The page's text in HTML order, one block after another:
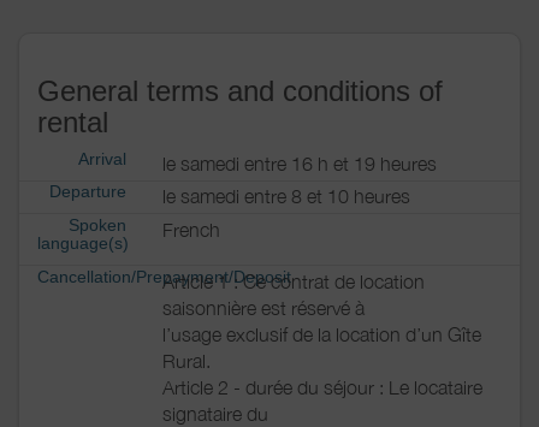
General terms and conditions of
rental
Arrival le samedi entre 16 h et 19 heures
Departure le samedi entre 8 et 10 heures
Spoken
language(s)
French
Cancellation/Prepayment/DepositArticle 1 : Ce contrat de location
saisonnière est réservé à
l’usage exclusif de la location d’un Gîte
Rural.
Article 2 - durée du séjour : Le locataire
signataire du